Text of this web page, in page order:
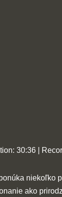
30:36
ako